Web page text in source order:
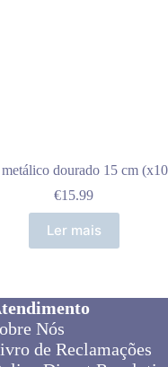
dourado 15 cm
€15.99
Ler mais
Nós
de Reclamações